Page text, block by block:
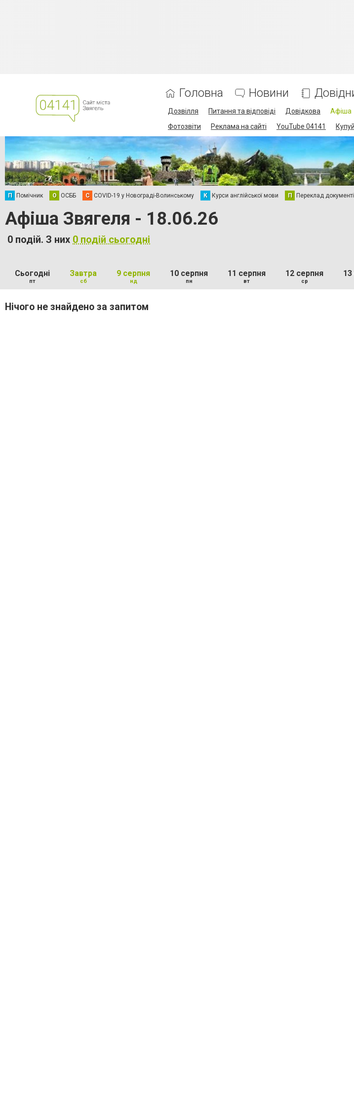
Головна Новини
Дозвілля Питання та відповіді Довідкова Афіша
Фотозвіти
Реклама на сайті YouTube 04141
П Помічник О ОСББ C COVID-19 у Новограді-Волинському К Курси англійської мови П Переклад
Афіша Звягеля - 18.06.26
0 подій. З них 0 подій сьогодні
Сьогодні
пт
Завтра
сб
9 серпня
нд
10 серпня
пн
11 серпня
вт
12 серпня
ср
Нічого не знайдено за запитом